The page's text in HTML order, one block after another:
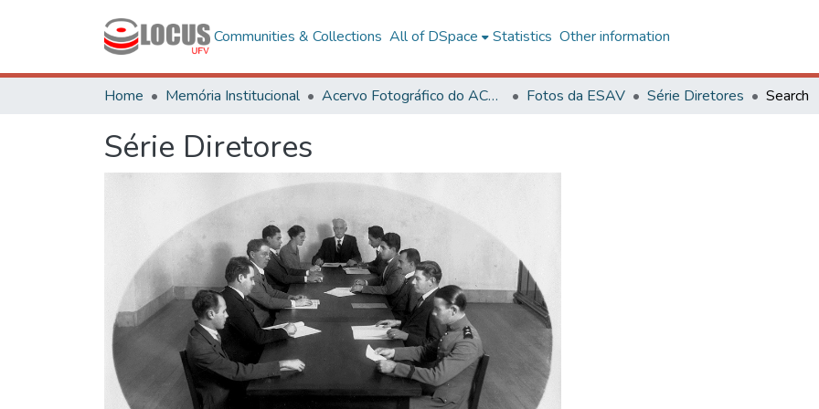
Communities & Collections All of DSpace Statistics Other information
Home Memória Institucional Acervo Fotográfico do ACH-UFV Fotos da ESAV Série Diretores Search
Série Diretores